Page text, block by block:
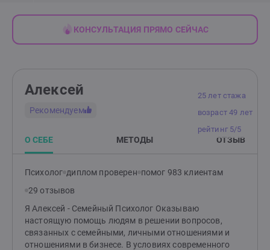
КОНСУЛЬТАЦИЯ ПРЯМО СЕЙЧАС
25 лет стажа
возраст 49 лет
рейтинг 5/5
Алексей
Рекомендуем
О СЕБЕ МЕТОДЫ ОТЗЫВ
Психолог диплом проверен помог 983 клиентам
29 отзывов
Я Алексей - Семейный Психолог Оказываю
настоящую помощь людям в решении вопросов,
связанных с семейными, личными отношениями и
отношениями в бизнесе. В условиях современного